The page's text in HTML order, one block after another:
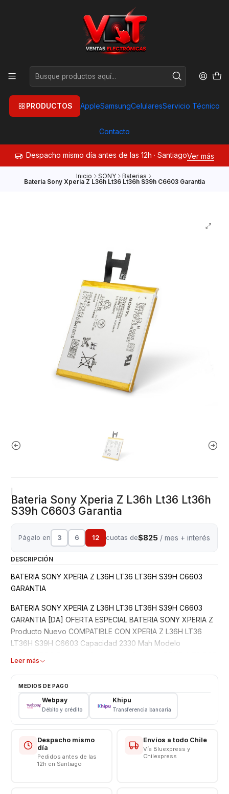
PRODUCTOS AppleSamsungCelularesServicio Técnico
Contacto
Despacho mismo día antes de las 12h · SantiagoVer más
Inicio SONY Baterias
Bateria Sony Xperia Z L36h Lt36 Lt36h S39h C6603 Garantia
Bateria Sony Xperia Z L36h Lt36 Lt36h
S39h C6603 Garantia
Págalo en 3 6 12 cuotas de$825 / mes + interés
DESCRIPCIÓN
BATERIA SONY XPERIA Z L36H LT36 LT36H S39H C6603
GARANTIA
BATERIA SONY XPERIA Z L36H LT36 LT36H S39H C6603
GARANTIA [DA] OFERTA ESPECIAL BATERIA SONY XPERIA Z
Producto Nuevo COMPATIBLE CON XPERIA Z L36H LT36
LT36H S39H C6603 Capacidad 2330 Mah Modelo
GARANTIZADA ATENCION DE 10:00 A 19:00 HRS
CONTINUADO CERCANOS AL METRO UNIVERSIDAD DE
CHILE [http://listado.mercadolibre.cl/_CustId_144066650]
Leer más
MEDIOS DE PAGO
Webpay
Débito y crédito
Khipu
Transferencia bancaria
Despacho mismo
día
Pedidos antes de las
12h en Santiago
Envíos a todo Chile
Vía Bluexpress y
Chilexpress